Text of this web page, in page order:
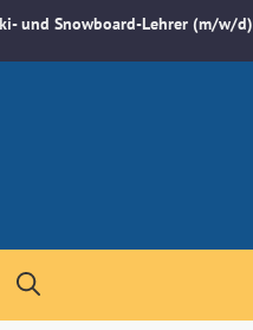
und Snowboard-Lehrer (m/w/d)